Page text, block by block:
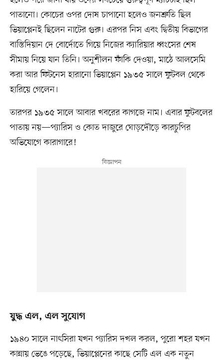
পাতানো। কোচের ওপর দোষ চাপানো হলেও জনশ্রুতি ছিল
ভিয়াপ্লেনই ছিলেন নাটের গুরু। এরপর নিস এবং দ্বিতীয় বিভাগের
বাস্তিদিয়ান দে বোর্দোতে গিয়ে নিজের ক্যারিয়ার ধ্বংসের শেষ
সীমায় নিয়ে যান তিনি। অনুশীলন ফাঁকি দেওয়া, মাঠে আলসেমি
করা আর ফিটনেস হারানো ভিয়াপ্লেন ১৯৩৫ সালে ফুটবল থেকে
হারিয়ে গেলেন।
তারপর ১৯৩৫ সালে আবার খবরের কাগজে নাম। এবার ফুটবলের
পাতায় নয়—প্যারিস ও কোত দাজুরে ঘোড়দৌড়ে কারচুপির
অভিযোগে কারাগারে!
যুদ্ধ এল, এল সুযোগ
১৯৪০ সালে নাৎসিরা যখন প্যারিস দখল করল, পুরো শহর যখন
কান্নায় ভেঙে পড়েছে, ভিয়াপ্লেনের কাছে সেটি এল এক নতুন